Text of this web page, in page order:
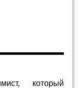
который